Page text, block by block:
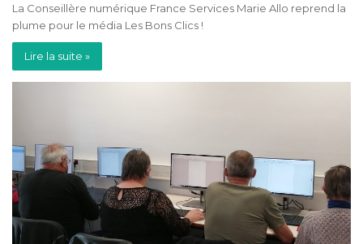
La Conseillère numérique France Services Marie Allo reprend la
plume pour le média Les Bons Clics !
Lire la suite »